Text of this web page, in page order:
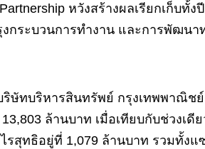
หวังสร้างผลเรียกเก็บทั้
ระบวนการทำงาน และการพัฒนา
ษัทบริหารสินทรัพย์ กรุงเทพพาณิช
ล้านบาท เมื่อเทียบกับช่วง
สุทธิอยู่ที่ 1,079 ล้านบาท รวมทั้ง